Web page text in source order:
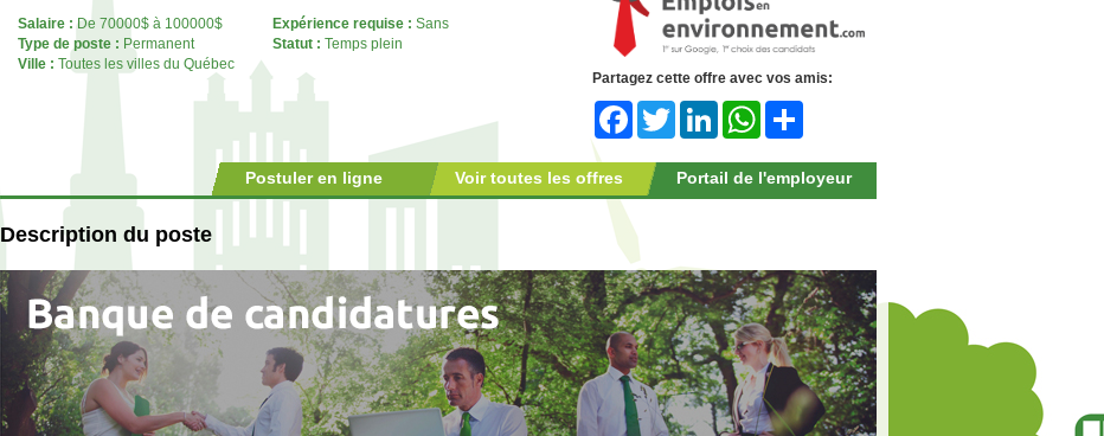
Salaire : De 70000$ à 100000$
Type de poste : Permanent
Ville : Toutes les villes du Québec
Expérience requise : Sans
Statut : Temps plein
Partagez cette offre avec vos amis:
FacebookTwitter LinkedIn WhatsApp
Portail de l'employeur
Voir toutes les offres
Postuler en ligne
Description du poste